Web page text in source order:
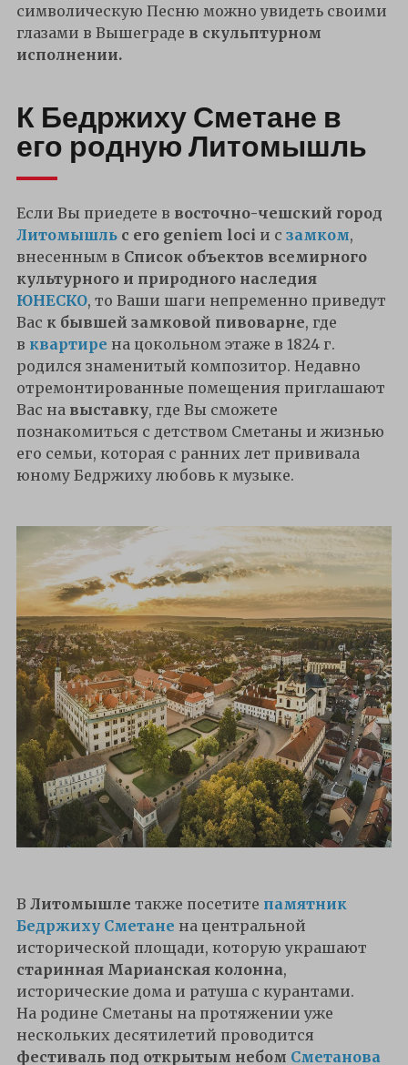
символическую Песню можно увидеть своими
глазами в Вышеграде в скульптурном
исполнении.
К Бедржиху Сметане в
его родную Литомышль
Если Вы приедете в восточно-чешский город
Литомышль с его geniem loci и с замком,
внесенным в Список объектов всемирного
культурного и природного наследия
ЮНЕСКО, то Ваши шаги непременно приведут
Вас к бывшей замковой пивоварне, где
в квартире на цокольном этаже в 1824 г.
родился знаменитый композитор. Недавно
отремонтированные помещения приглашают
Вас на выставку, где Вы сможете
познакомиться с детством Сметаны и жизнью
его семьи, которая с ранних лет прививала
юному Бедржиху любовь к музыке.
В Литомышле также посетите памятник
Бедржиху Сметане на центральной
исторической площади, которую украшают
старинная Марианская колонна,
исторические дома и ратуша с курантами.
На родине Сметаны на протяжении уже
нескольких десятилетий проводится
фестиваль под открытым небом Сметанова